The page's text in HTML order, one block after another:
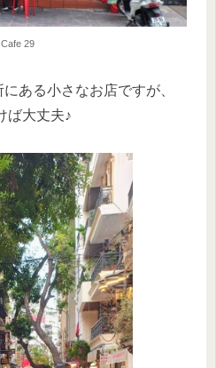
Cafe 29
ある小さなお店ですが、
ば大丈夫♪